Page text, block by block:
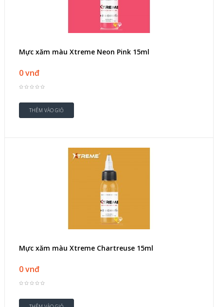
Mực xăm màu Xtreme Neon Pink 15ml
0 vnđ
Mực xăm màu Xtreme Chartreuse 15ml
0 vnđ